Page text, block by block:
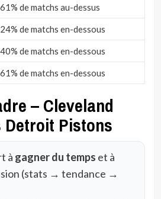
de matchs au-dessus
de matchs en-dessous
de matchs en-dessous
de matchs en-dessous
– Cleveland
Pistons
à gagner du temps et à
(stats → tendance →